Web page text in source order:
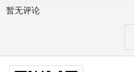
暂无评论